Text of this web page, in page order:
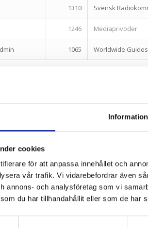
Information
cookies
för att anpassa innehållet och
vår trafik. Vi vidarebefordrar även
annons- och analysföretag som vi
du har tillhandahållit eller som de har
1310 Svensk
1246 Mediaprivoder
1065 Worldwide Guides
CMS
6,5
8 737
113